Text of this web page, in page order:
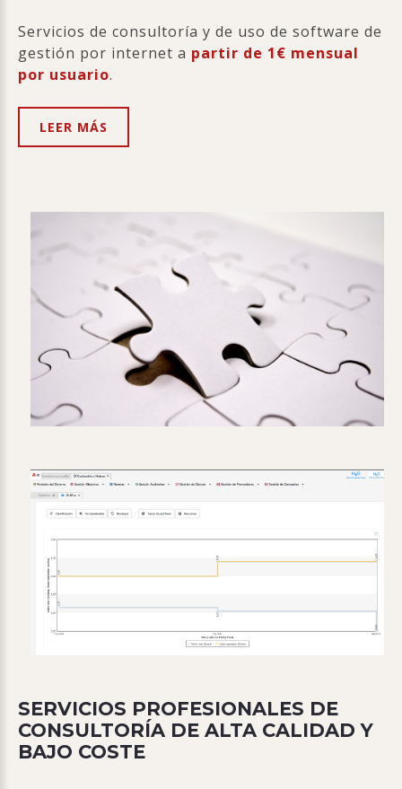
Servicios de consultoría y de uso de software de
gestión por internet a partir de 1€ mensual
por usuario.
LEER MÁS
SERVICIOS PROFESIONALES DE
CONSULTORÍA DE ALTA CALIDAD Y
BAJO COSTE